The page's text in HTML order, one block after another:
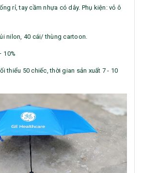
rỉ, tay cầm nhựa có dây. Phụ kiện: vỏ ô
nilon, 40 cái/ thùng cartoon.
10%
thiểu 50 chiếc, thời gian sản xuất 7 - 10